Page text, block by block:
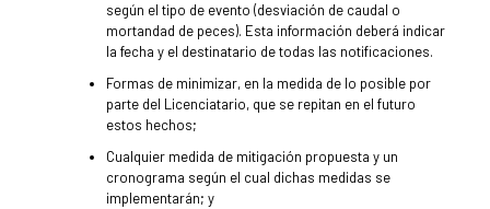
según el tipo de evento (desviación de caudal o
mortandad de peces). Esta información deberá indicar
la fecha y el destinatario de todas las notificaciones.
Formas de minimizar, en la medida de lo posible por
parte del Licenciatario, que se repitan en el futuro
estos hechos;
Cualquier medida de mitigación propuesta y un
cronograma según el cual dichas medidas se
implementarán; y